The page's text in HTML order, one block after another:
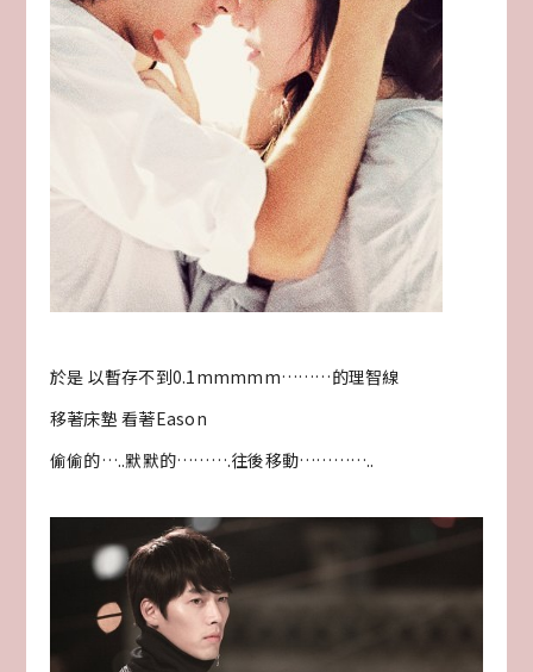
於是 以暫存不到0.1mmmmm………的理智線
移著床墊 看著Eason
偷偷的…..默默的……….往後移動…………..